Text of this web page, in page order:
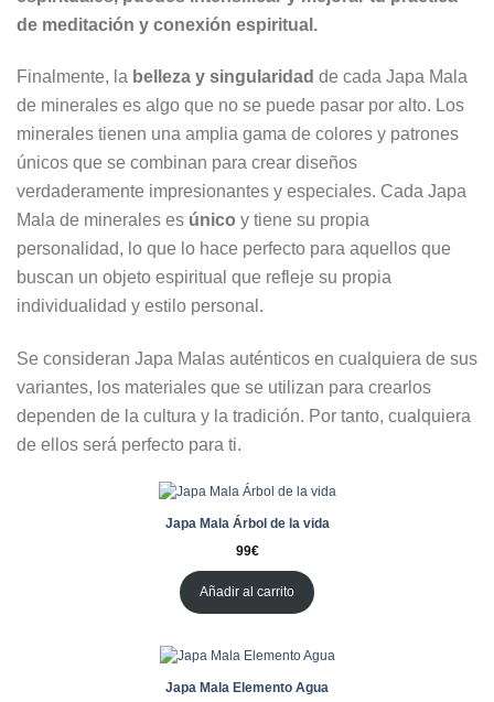
de meditación y conexión espiritual.
Finalmente, la belleza y singularidad de cada Japa Mala
de minerales es algo que no se puede pasar por alto. Los
minerales tienen una amplia gama de colores y patrones
únicos que se combinan para crear diseños
verdaderamente impresionantes y especiales. Cada Japa
Mala de minerales es único y tiene su propia
personalidad, lo que lo hace perfecto para aquellos que
buscan un objeto espiritual que refleje su propia
individualidad y estilo personal.
Se consideran Japa Malas auténticos en cualquiera de sus
variantes, los materiales que se utilizan para crearlos
dependen de la cultura y la tradición. Por tanto, cualquiera
de ellos será perfecto para ti.
Japa Mala Árbol de la vida
99€
Añadir al carrito
Japa Mala Elemento Agua